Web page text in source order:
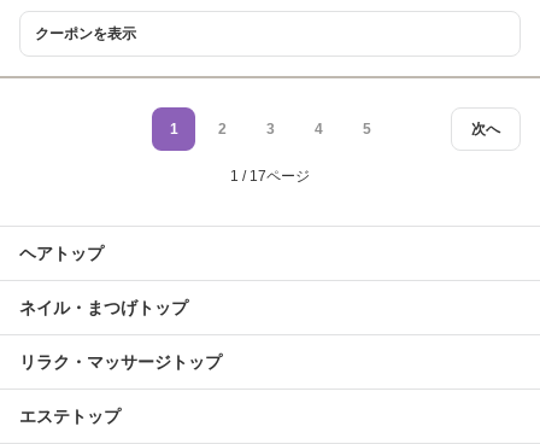
クーポンを表示
次へ
1 2 3 4 5
1 / 17ページ
ヘアトップ
ネイル・まつげトップ
リラク・マッサージトップ
エステトップ